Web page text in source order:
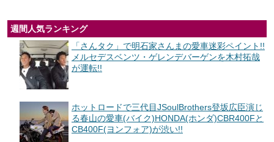
週間人気ランキング
「さんタク」で明石家さんまの愛車迷彩ペイント!!
メルセデスベンツ・ゲレンデバーゲンを木村拓哉
が運転!!
ホットロードで三代目JSoulBrothers登坂広臣演じ
る春山の愛車(バイク)HONDA(ホンダ)CBR400Fと
CB400F(ヨンフォア)が渋い!!